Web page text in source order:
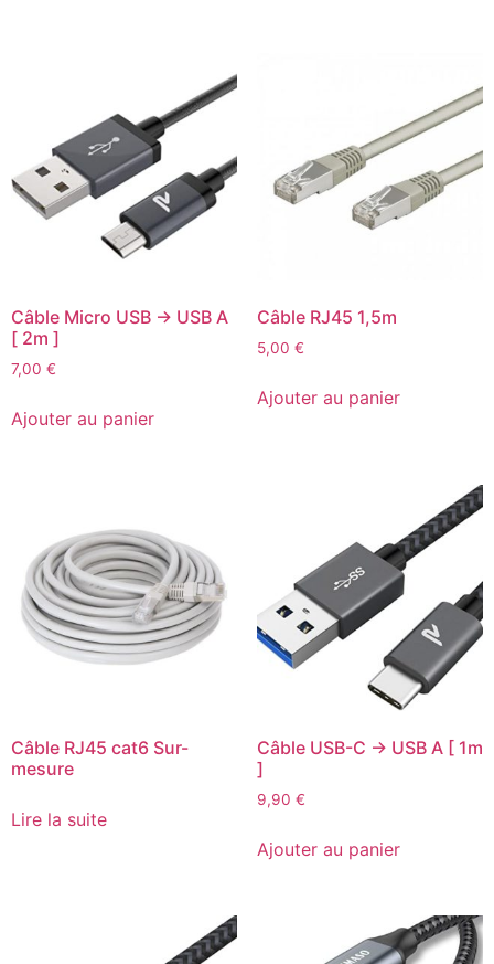
Câble Micro USB -> USB A
[ 2m ]
7,00 €
Ajouter au panier
Câble RJ45 1,5m
5,00 €
Ajouter au panier
Câble RJ45 cat6 Sur-
mesure
Lire la suite
Câble USB-C -> USB A [ 1m
]
9,90 €
Ajouter au panier